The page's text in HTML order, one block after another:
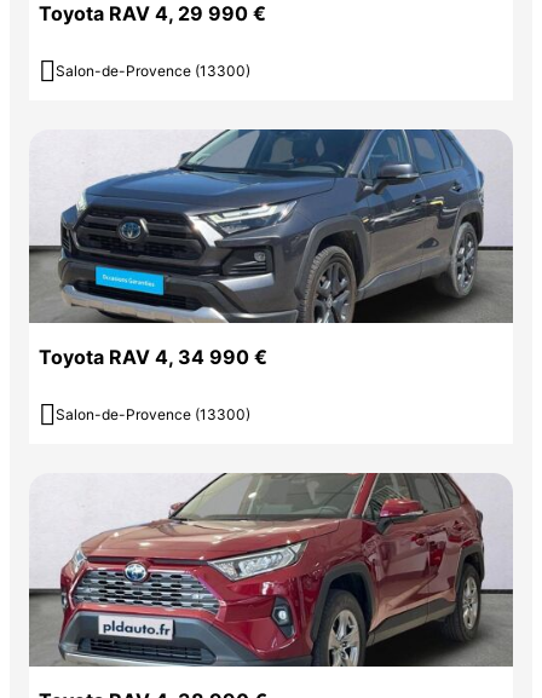
Toyota RAV 4, 29 990 €
 Salon-de-Provence (13300)
Toyota RAV 4, 34 990 €
 Salon-de-Provence (13300)